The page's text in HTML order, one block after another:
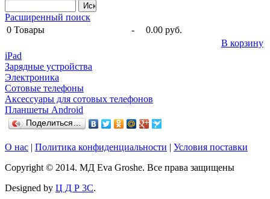
Расширенный поиск
0 Товары -
0.00 руб.
В корзину
iPad
Зарядные устройства
Электроника
Сотовые телефоны
Аксессуары для сотовых телефонов
Планшеты Android
Поделиться…
О нас | Политика конфиденциальности | Условия поставки
Copyright © 2014. МД Eva Groshe. Все права защищены
Designed by Ц Д Р 3С.